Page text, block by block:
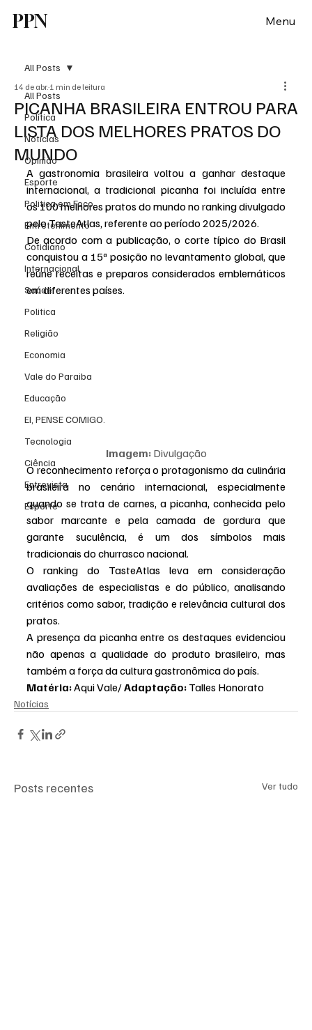
PPN Menu
All Posts
Política
Notícias
Opinião
Esporte
Politica em Foco
Entretenimento
Cotidiano
Internacional
Saúde
Politica
Religião
Economia
Vale do Paraiba
Educação
EI, PENSE COMIGO.
Tecnologia
Ciência
Entrevista
Esporte
All Posts
PICANHA BRASILEIRA ENTROU PARA
LISTA DOS MELHORES PRATOS DO
MUNDO
14 de abr. 1 min de leitura
A gastronomia brasileira voltou a ganhar destaque
internacional, a tradicional picanha foi incluída entre
os 100 melhores pratos do mundo no ranking divulgado
pelo TasteAtlas, referente ao período 2025/2026.
De acordo com a publicação, o corte típico do Brasil
conquistou a 15ª posição no levantamento global, que
reúne receitas e preparos considerados emblemáticos
em diferentes países.
Imagem: Divulgação
O reconhecimento reforça o protagonismo da culinária
brasileira no cenário internacional, especialmente
quando se trata de carnes, a picanha, conhecida pelo
sabor marcante e pela camada de gordura que
garante suculência, é um dos símbolos mais
tradicionais do churrasco nacional.
O ranking do TasteAtlas leva em consideração
avaliações de especialistas e do público, analisando
critérios como sabor, tradição e relevância cultural dos
pratos.
A presença da picanha entre os destaques evidenciou
não apenas a qualidade do produto brasileiro, mas
também a força da cultura gastronômica do país.
Matéria: Aqui Vale/ Adaptação: Talles Honorato
Notícias
Posts recentes Ver tudo